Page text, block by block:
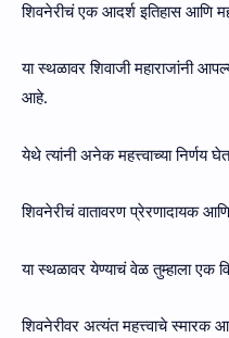
शिवनेरीचं एक आदर्श इतिहास आणि
या स्थळावर शिवाजी महाराजांनी
आहे.
येथे त्यांनी अनेक महत्त्वाच्या निर्णय
शिवनेरीचं वातावरण प्रेरणादायक
या स्थळावर येण्याचं वेळ तुम्हाला एक
शिवनेरीवर अत्यंत महत्त्वाचे स्मारक